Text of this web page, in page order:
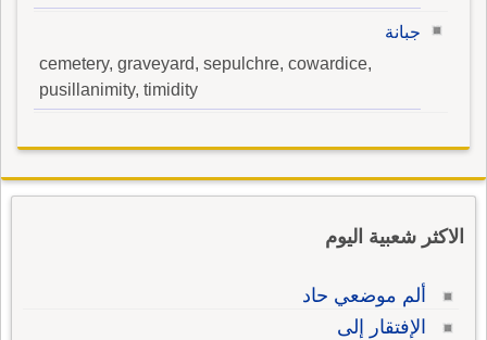
جبانة
cemetery, graveyard, sepulchre, cowardice,
pusillanimity, timidity
الاكثر شعبية اليوم
ألم موضعي حاد
الإفتقار إلى